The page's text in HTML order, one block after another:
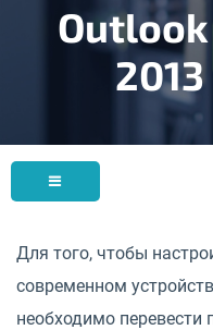
Outlook
Для того, чтобы
современном
необходимо